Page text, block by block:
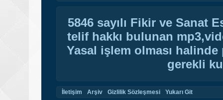
5846 sayılı Fikir ve Sanat
telif hakkı bulunan
Yasal işlem olması
gerekli
İletişim Arşiv Gizlilik Sözleşmesi Yukarı Git